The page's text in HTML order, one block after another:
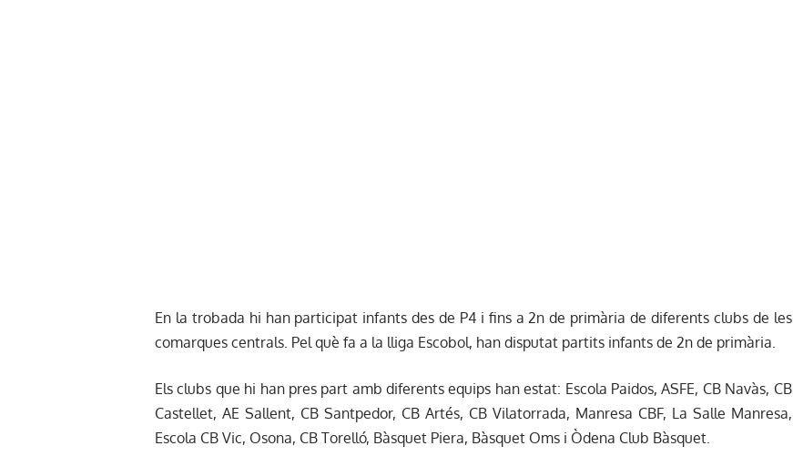
En la trobada hi han participat infants des de P4 i fins a 2n de primària de diferents clubs de les
comarques centrals. Pel què fa a la lliga Escobol, han disputat partits infants de 2n de primària.
Els clubs que hi han pres part amb diferents equips han estat: Escola Paidos, ASFE, CB Navàs, CB
Castellet, AE Sallent, CB Santpedor, CB Artés, CB Vilatorrada, Manresa CBF, La Salle Manresa,
Escola CB Vic, Osona, CB Torelló, Bàsquet Piera, Bàsquet Oms i Òdena Club Bàsquet.